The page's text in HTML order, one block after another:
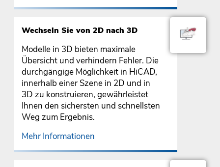
Wechseln Sie von 2D nach 3D
Modelle in 3D bieten maximale
Übersicht und verhindern Fehler. Die
durchgängige Möglichkeit in HiCAD,
innerhalb einer Szene in 2D und in
3D zu konstruieren, gewährleistet
Ihnen den sichersten und schnellsten
Weg zum Ergebnis.
Mehr Informationen